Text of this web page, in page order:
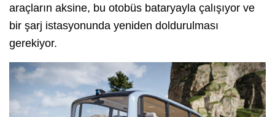
araçların aksine, bu otobüs bataryayla çalışıyor ve
bir şarj istasyonunda yeniden doldurulması
gerekiyor.